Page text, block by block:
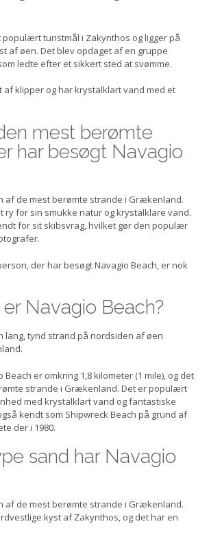
populært turistmål i Zakynthos og ligger på
af øen. Det blev opdaget af en gruppe
ledte efter et sikkert sted at svømme.
af klipper og har krystalklart vand med et
mest berømte
har besøgt Navagio
af de mest berømte strande i Grækenland.
ry for sin smukke natur og krystalklare vand.
for sit skibsvrag, hvilket gør den populær
der har besøgt Navagio Beach, er nok
Navagio Beach?
lang, tynd strand på nordsiden af øen
er omkring 1,8 kilometer (1 mile), og det
strande i Grækenland. Det er populært
med krystalklart vand og fantastiske
kendt som Shipwreck Beach på grund af
der i 1980.
sand har Navagio
af de mest berømte strande i Grækenland.
kyst af Zakynthos, og det har en